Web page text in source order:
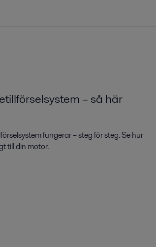
– så här
fungerar – steg för steg. Se hur
till din motor.